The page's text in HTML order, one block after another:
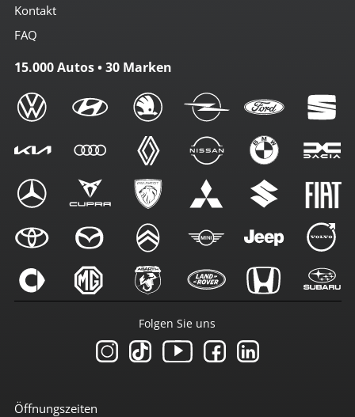
Kontakt
FAQ
15.000 Autos • 30 Marken
Öffnungszeiten
Folgen Sie uns